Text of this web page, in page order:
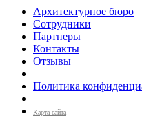
Архитектурное бюро
Сотрудники
Партнеры
Контакты
Отзывы
Политика
Карта сайта